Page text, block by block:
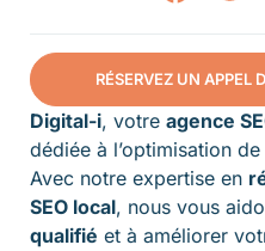
RÉSERVEZ UN APPEL
Digital-i, votre agence
dédiée à l’optimisation
Avec notre expertise en
SEO local, nous vous
qualifié et à améliorer